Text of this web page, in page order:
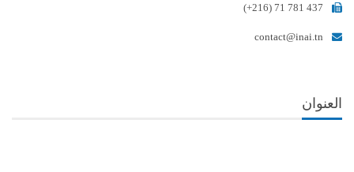
(+216) 71 781 437
contact@inai.tn
العنوان